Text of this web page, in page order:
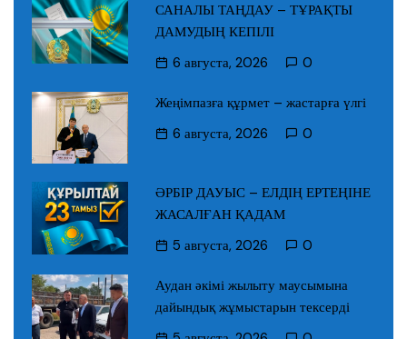
САНАЛЫ ТАҢДАУ – ТҰРАҚТЫ
ДАМУДЫҢ КЕПІЛІ
6 августа, 2026
0
Жеңімпазға құрмет – жастарға үлгі
6 августа, 2026
0
ӘРБІР ДАУЫС – ЕЛДІҢ ЕРТЕҢІНЕ
ЖАСАЛҒАН ҚАДАМ
5 августа, 2026
0
Аудан әкімі жылыту маусымына
дайындық жұмыстарын тексерді